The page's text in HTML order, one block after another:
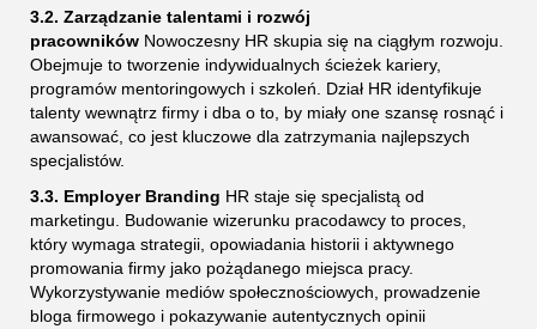
3.2. Zarządzanie talentami i rozwój
pracowników Nowoczesny HR skupia się na ciągłym rozwoju.
Obejmuje to tworzenie indywidualnych ścieżek kariery,
programów mentoringowych i szkoleń. Dział HR identyfikuje
talenty wewnątrz firmy i dba o to, by miały one szansę rosnąć i
awansować, co jest kluczowe dla zatrzymania najlepszych
specjalistów.
3.3. Employer Branding HR staje się specjalistą od
marketingu. Budowanie wizerunku pracodawcy to proces,
który wymaga strategii, opowiadania historii i aktywnego
promowania firmy jako pożądanego miejsca pracy.
Wykorzystywanie mediów społecznościowych, prowadzenie
bloga firmowego i pokazywanie autentycznych opinii